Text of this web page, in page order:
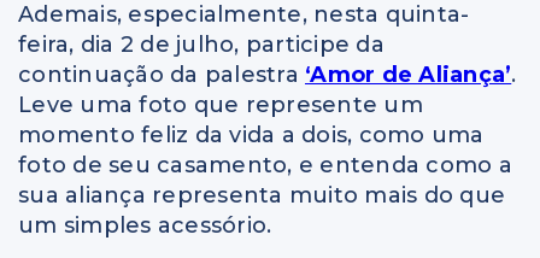
Ademais, especialmente, nesta quinta-
feira, dia 2 de julho, participe da
continuação da palestra ‘Amor de Aliança’.
Leve uma foto que represente um
momento feliz da vida a dois, como uma
foto de seu casamento, e entenda como a
sua aliança representa muito mais do que
um simples acessório.